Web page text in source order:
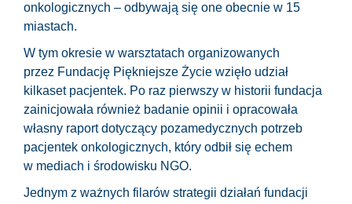
onkologicznych – odbywają się one obecnie w 15
miastach.
W tym okresie w warsztatach organizowanych
przez Fundację Piękniejsze Życie wzięło udział
kilkaset pacjentek. Po raz pierwszy w historii fundacja
zainicjowała również badanie opinii i opracowała
własny raport dotyczący pozamedycznych potrzeb
pacjentek onkologicznych, który odbił się echem
w mediach i środowisku NGO.
Jednym z ważnych filarów strategii działań fundacji